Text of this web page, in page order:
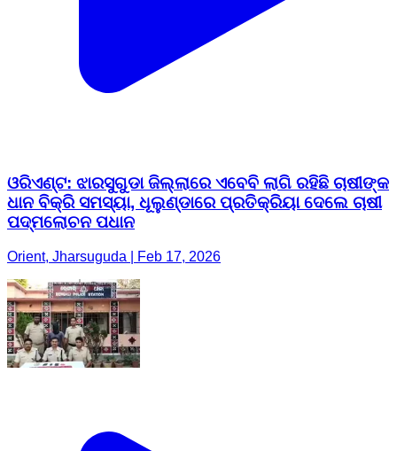
ଓରିଏଣ୍ଟ: ଝାରସୁଗୁଡା ଜିଲ୍ଲାରେ ଏବେବି ଲାଗି ରହିଛି ଚାଷୀଙ୍କ
ଧାନ ବିକ୍ରି ସମସ୍ୟା, ଧୂଲୁଣ୍ଡାରେ ପ୍ରତିକ୍ରିୟା ଦେଲେ ଚାଷୀ
ପଦ୍ମଲୋଚନ ପଧାନ
Orient, Jharsuguda | Feb 17, 2026